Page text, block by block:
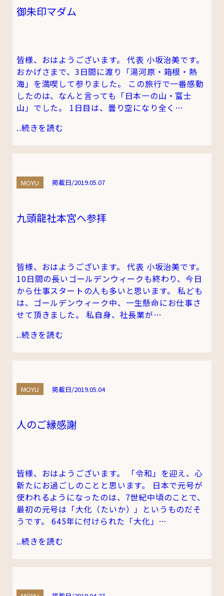
御朱印マダム
皆様、おはようございます。 代表 小坂治美です。
おかげさまで、3日間に渡り「湯河原・箱根・熱
海」を満喫して参りました。 この旅行で一番感動
したのは、なんと言っても「日本一の山・富士
山」でした。 1日目は、曇り空になり全く…
..続きを読む
MOYU 掲載日/2019.05.07
九頭龍社本宮へ参拝
皆様、おはようございます。 代表 小坂治美です。
10日間の長いゴールデンウィークも終わり、今日
から仕事スタートの人も多いと思います。 私ども
は、ゴールデンウィーク中、一生懸命にお仕事さ
せて頂きました。 私自身、社長業が…
..続きを読む
MOYU 掲載日/2019.05.04
人のご縁感謝
皆様、おはようございます。 「令和」を迎え、心
新たにお過ごしのことと思います。 日本で元号が
使われるようになったのは、7世紀中頃のことで、
最初の元号は「大化（たいか）」というものだそ
うです。 645年に付けられた「大化」…
..続きを読む